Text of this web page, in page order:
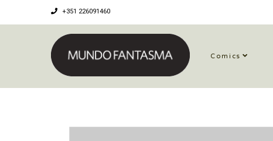
+351 226091460
Comics